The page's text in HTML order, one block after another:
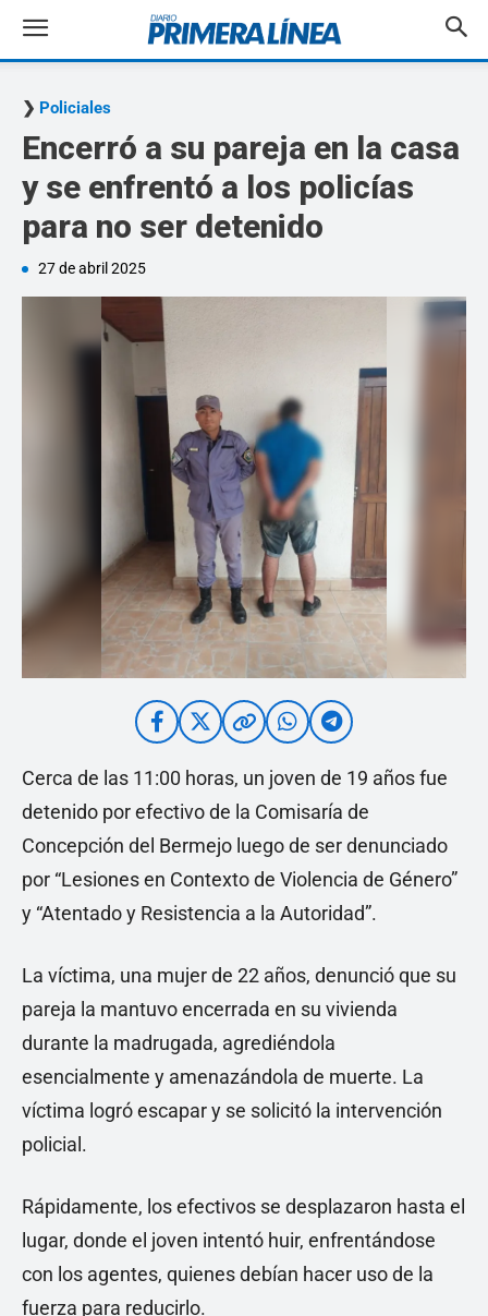
Policiales
Encerró a su pareja en la casa
y se enfrentó a los policías
para no ser detenido
27 de abril 2025
Cerca de las 11:00 horas, un joven de 19 años fue
detenido por efectivo de la Comisaría de
Concepción del Bermejo luego de ser denunciado
por “Lesiones en Contexto de Violencia de Género”
y “Atentado y Resistencia a la Autoridad”.
La víctima, una mujer de 22 años, denunció que su
pareja la mantuvo encerrada en su vivienda
durante la madrugada, agrediéndola
esencialmente y amenazándola de muerte. La
víctima logró escapar y se solicitó la intervención
policial.
Rápidamente, los efectivos se desplazaron hasta el
lugar, donde el joven intentó huir, enfrentándose
con los agentes, quienes debían hacer uso de la
fuerza para reducirlo.